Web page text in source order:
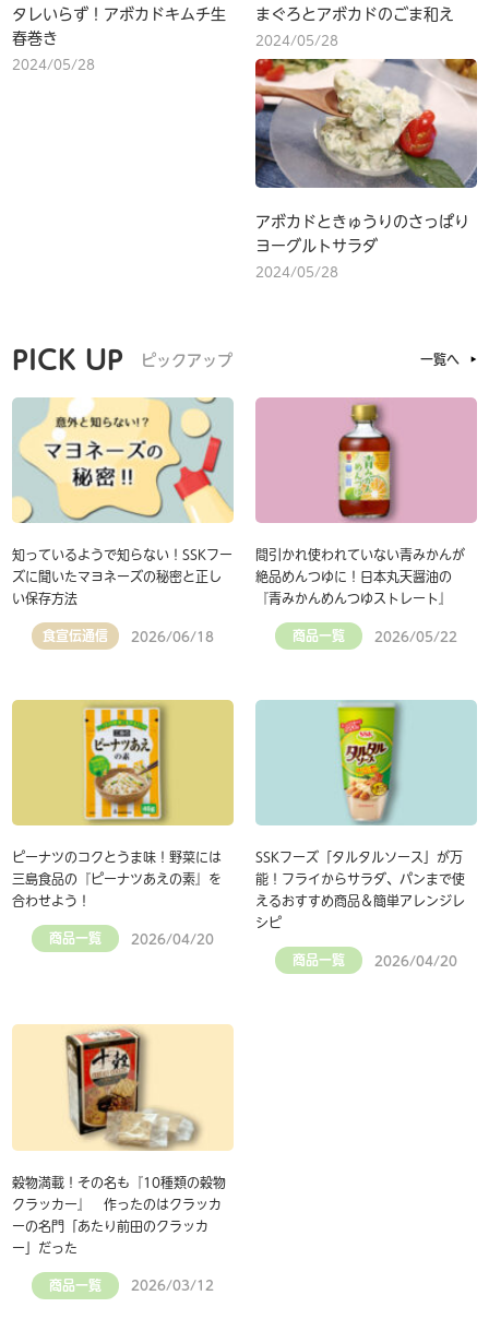
タレいらず！アボカドキムチ生
春巻き
2024/05/28
まぐろとアボカドのごま和え
2024/05/28
アボカドときゅうりのさっぱり
ヨーグルトサラダ
2024/05/28
PICK UP ピックアップ 一覧へ
知っているようで知らない！SSKフー
ズに聞いたマヨネーズの秘密と正し
い保存方法
食宣伝通信 2026/06/18
間引かれ使われていない青みかんが
絶品めんつゆに！日本丸天醤油の
『青みかんめんつゆストレート』
商品一覧 2026/05/22
ピーナツのコクとうま味！野菜には
三島食品の『ピーナツあえの素』を
合わせよう！
商品一覧 2026/04/20
SSKフーズ「タルタルソース」が万
能！フライからサラダ、パンまで使
えるおすすめ商品＆簡単アレンジレ
シピ
商品一覧 2026/04/20
穀物満載！その名も『10種類の穀物
クラッカー』 作ったのはクラッカ
ーの名門「あたり前田のクラッカ
ー」だった
商品一覧 2026/03/12